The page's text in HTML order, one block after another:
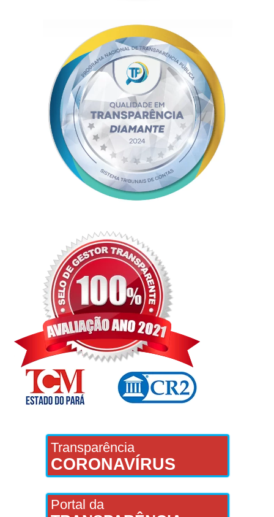
Transparência
CORONAVÍRUS
Portal da